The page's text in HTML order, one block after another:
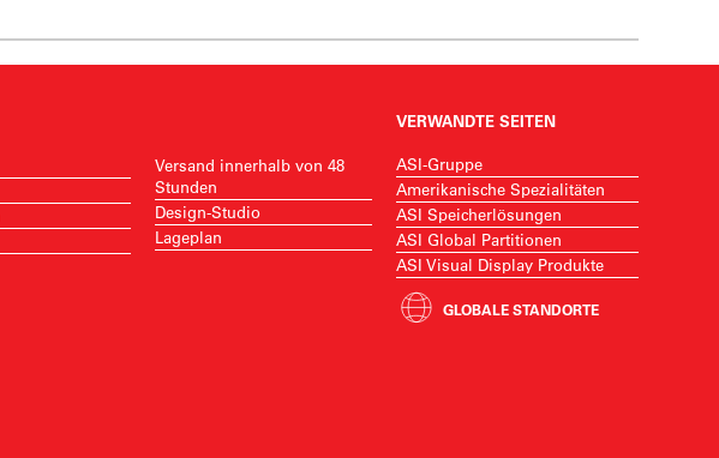
Versand innerhalb von 48
Stunden
Design-Studio
Lageplan
VERWANDTE SEITEN
ASI-Gruppe
Amerikanische Spezialitäten
ASI Speicherlösungen
ASI Global Partitionen
ASI Visual Display Produkte
GLOBALE STANDORTE